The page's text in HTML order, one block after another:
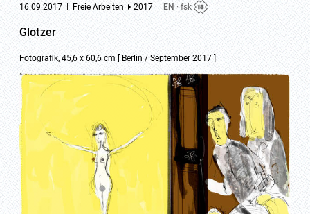
16.09.2017 | Freie Arbeiten 2017 | EN · fsk
Glotzer
Fotografik, 45,6 x 60,6 cm [ Berlin / September 2017 ]